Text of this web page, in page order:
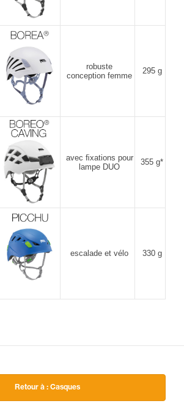
robuste
conception femme
295 g
avec ﬁxations pour
lampe DUO
355 g*
escalade et vélo 330 g
Retour à : Casques